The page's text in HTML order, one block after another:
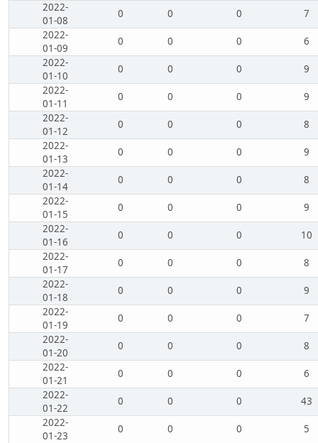
2022-
01-08
0 0 0
7
2022-
01-09
0 0 0
6
2022-
01-10
0 0 0
9
2022-
01-11
0 0 0
9
2022-
01-12
0 0 0
8
2022-
01-13
0 0 0
9
2022-
01-14
0 0 0
8
2022-
01-15
0 0 0
9
2022-
01-16
0 0 0
10
2022-
01-17
0 0 0
8
2022-
01-18
0 0 0
9
2022-
01-19
0 0 0
7
2022-
01-20
0 0 0
8
2022-
01-21
0 0 0
6
2022-
01-22
0 0 0
43
2022-
01-23
0 0 0
5